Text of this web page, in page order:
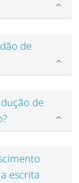
de
de
escrita